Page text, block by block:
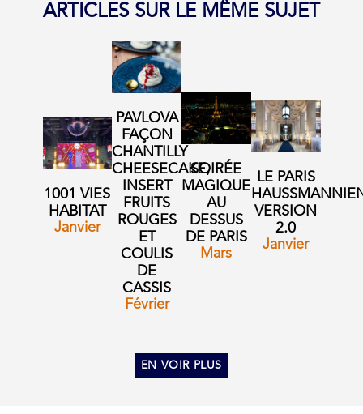
ARTICLES SUR LE MÊME SUJET
1001 VIES
HABITAT
Janvier
PAVLOVA
FAÇON
CHANTILLY
CHEESECAKE,
INSERT
FRUITS
ROUGES
ET
COULIS
DE
CASSIS
Février
SOIRÉE
MAGIQUE
AU
DESSUS
DE PARIS
Mars
LE PARIS
VERSION
2.0
Janvier
EN VOIR PLUS